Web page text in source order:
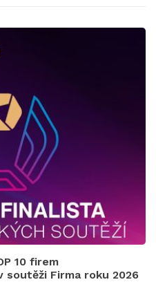
10 firem
soutěži Firma roku 2026